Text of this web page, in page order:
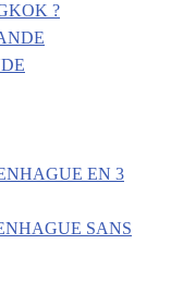
?
EN 3
SANS